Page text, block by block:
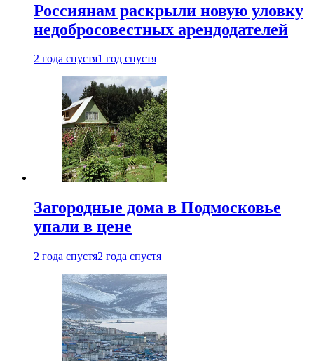
Россиянам раскрыли новую уловку
недобросовестных арендодателей
2 года спустя1 год спустя
Загородные дома в Подмосковье
упали в цене
2 года спустя2 года спустя